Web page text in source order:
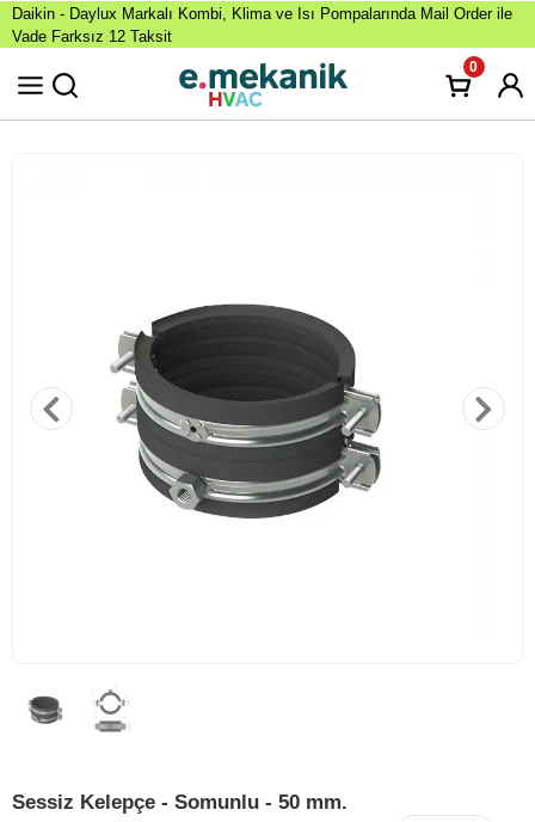
Daikin - Daylux Markalı Kombi, Klima ve Isı Pompalarında Mail Order ile
Vade Farksız 12 Taksit
0
Sessiz Kelepçe - Somunlu - 50 mm.